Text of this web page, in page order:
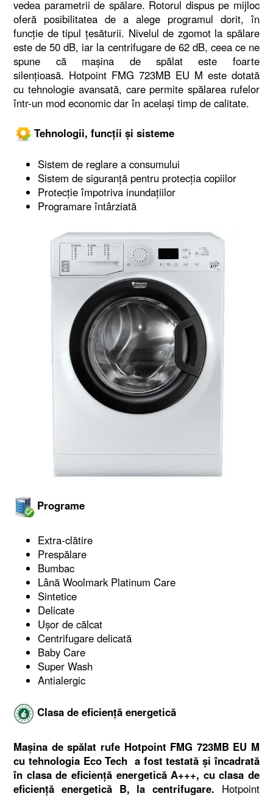
vedea parametrii de spălare. Rotorul dispus pe mijloc
oferă posibilitatea de a alege programul dorit, în
funcție de tipul țesăturii. Nivelul de zgomot la spălare
este de 50 dB, iar la centrifugare de 62 dB, ceea ce ne
spune că mașina de spălat este foarte
silențioasă. Hotpoint FMG 723MB EU M este dotată
cu tehnologie avansată, care permite spălarea rufelor
într-un mod economic dar în același timp de calitate.
Tehnologii, funcții și sisteme
Sistem de reglare a consumului
Sistem de siguranță pentru protecția copiilor
Protecție împotriva inundațiilor
Programare întârziată
Programe
Extra-clătire
Prespălare
Bumbac
Lână Woolmark Platinum Care
Sintetice
Delicate
Ușor de călcat
Centrifugare delicată
Baby Care
Super Wash
Antialergic
Clasa de eficiență energetică
Mașina de spălat rufe Hotpoint FMG 723MB EU M
cu tehnologia Eco Tech a fost testată și încadrată
în clasa de eficiență energetică A+++, cu clasa de
eficiență energetică B, la centrifugare. Hotpoint